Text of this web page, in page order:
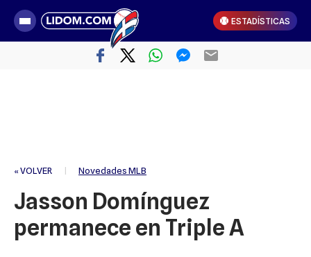
ESTADÍSTICAS
« VOLVER | Novedades MLB
Jasson Domínguez
permanece en Triple A